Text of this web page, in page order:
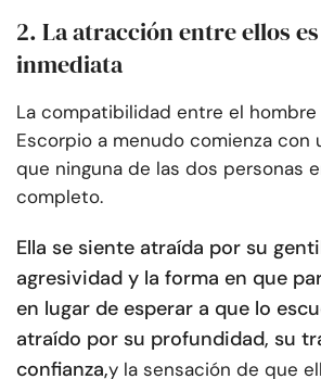
2. La atracción entre ellos
inmediata
La compatibilidad entre el hombre
Escorpio a menudo comienza con
que ninguna de las dos personas
completo.
Ella se siente atraída por su
agresividad y la forma en que
en lugar de esperar a que lo
atraído por su profundidad, su
confianza,y la sensación de que